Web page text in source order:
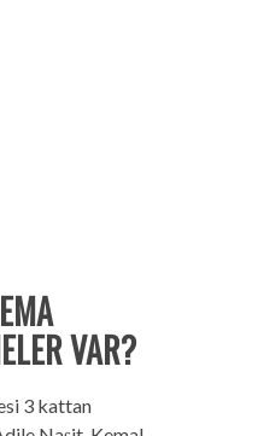
VAR?
3 kattan